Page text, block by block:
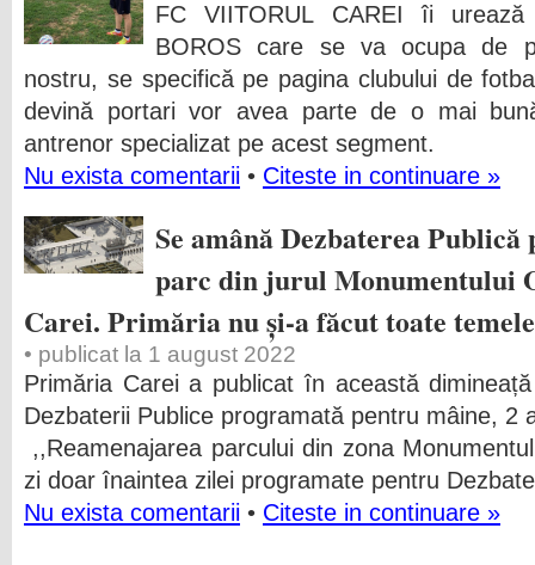
FC VIITORUL CAREI îi
BOROS care se va ocupa de
nostru, se specifică pe pagina clubului de
devină portari vor avea parte de o mai
antrenor specializat pe acest segment.
Nu exista comentarii • Citeste in continuare »
Se amână Dezbaterea
parc din jurul Monumentului
Carei. Primăria nu și-a făcut toate temele
• publicat la 1 august 2022
Primăria Carei a publicat în această
Dezbaterii Publice programată pentru mâine, 2
,,Reamenajarea parcului din zona
zi doar înaintea zilei programate pentru
Nu exista comentarii • Citeste in continuare »